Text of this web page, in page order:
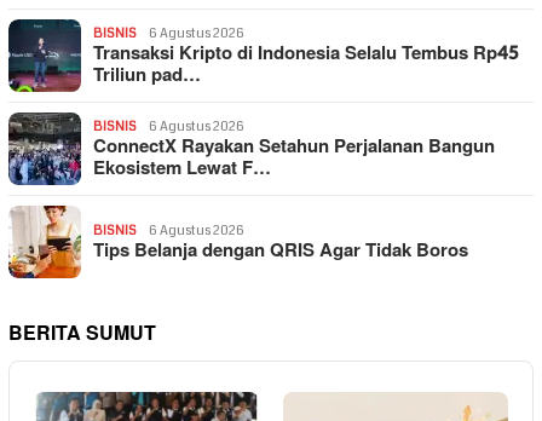
BISNIS 6 Agustus 2026
Transaksi Kripto di Indonesia Selalu Tembus Rp45
Triliun pad…
BISNIS 6 Agustus 2026
ConnectX Rayakan Setahun Perjalanan Bangun
Ekosistem Lewat F…
BISNIS 6 Agustus 2026
Tips Belanja dengan QRIS Agar Tidak Boros
BERITA SUMUT